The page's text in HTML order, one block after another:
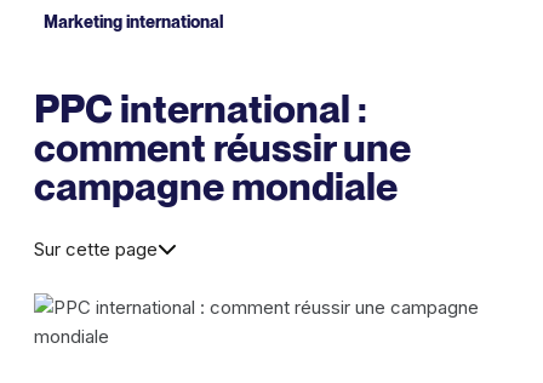
Marketing international
PPC international :
comment réussir une
campagne mondiale
Sur cette page